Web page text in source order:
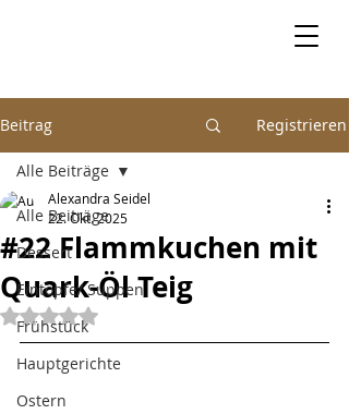
Beitrag Registrieren
Alle Beiträge
Dessert
Eintöpfe/ Suppen
Frühstück
Hauptgerichte
Ostern
Alle Beiträge
#22 Flammkuchen mit
Quark-Öl Teig
Alexandra Seidel
22. Okt. 2025
Mit NaN von 5 Sternen bewertet.